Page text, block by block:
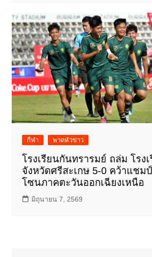
กีฬา พาดหัวข่าว
โรงเรียนกันทรารมย์ ถล่ม โรง
จังหวัดศรีสะเกษ 5-0 คว้าแชม
โซนภาคตะวันออกเฉียงเหนือ
มิถุนายน 7, 2569